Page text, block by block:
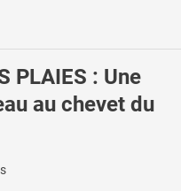
PLAIES : Une
au chevet du